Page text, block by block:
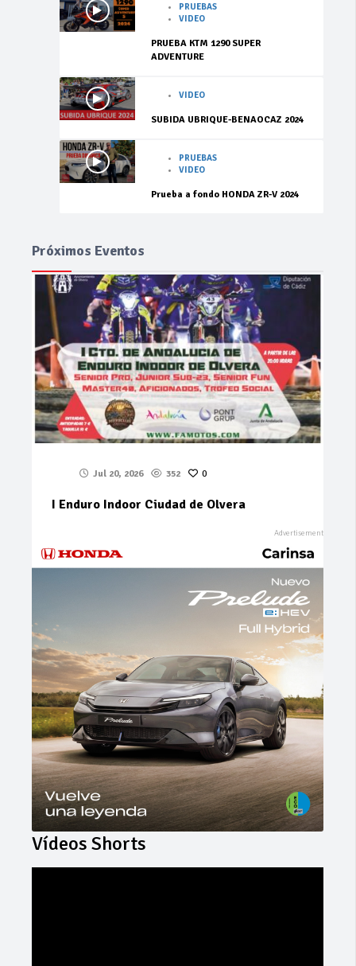
PRUEBAS
VIDEO
PRUEBA KTM 1290 SUPER
ADVENTURE
VIDEO
SUBIDA UBRIQUE-BENAOCAZ 2024
PRUEBAS
VIDEO
Prueba a fondo HONDA ZR-V 2024
Próximos Eventos
Jul 20, 2026 352 0
I Enduro Indoor Ciudad de Olvera
Vídeos Shorts